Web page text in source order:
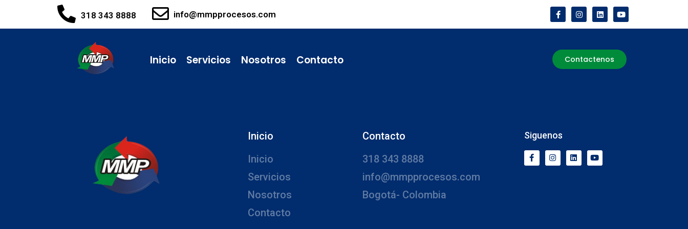
318 343 8888 info@mmpprocesos.com
Inicio Servicios Nosotros Contacto Contactenos
Inicio
Inicio
Servicios
Nosotros
Contacto
Contacto
318 343 8888
info@mmpprocesos.com
Bogotá- Colombia
Siguenos